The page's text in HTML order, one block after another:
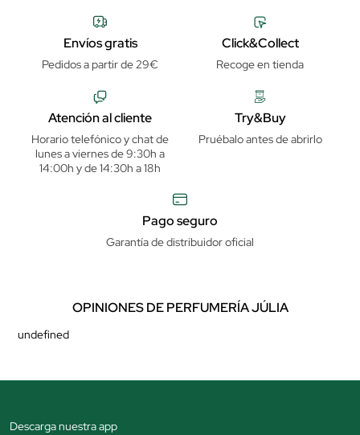
Envíos gratis
Pedidos a partir de 29€
Click&Collect
Recoge en tienda
Atención al cliente
Horario telefónico y chat de
lunes a viernes de 9:30h a
14:00h y de 14:30h a 18h
Try&Buy
Pruébalo antes de abrirlo
Pago seguro
Garantía de distribuidor oficial
OPINIONES DE PERFUMERÍA JÚLIA
undefined
Descarga nuestra app